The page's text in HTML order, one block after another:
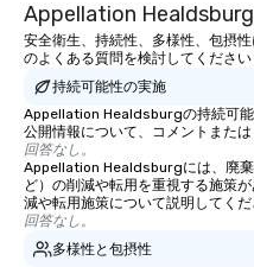
Appellation
安全衛生、持続性、多様性、包摂
のよくある質問を検討してください
持続可能性の実施
Appellation Healdsburgの持続可
公開情報について、コメントまたは
回答なし。
Appellation Healdsburgには、廃
ど）の削減や転用を重視する施策
減や転用施策について説明してくだ
回答なし。
多様性と包摂性